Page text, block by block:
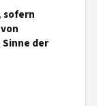
der